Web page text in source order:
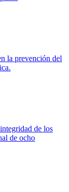
la prevención del
de los
de ocho